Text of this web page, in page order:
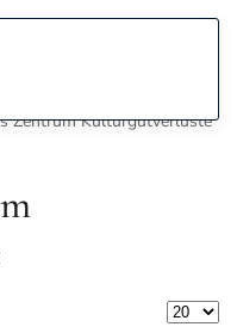
Zentrum Kulturgutverluste